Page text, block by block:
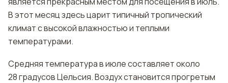
В этот месяц здесь царит типичный тропический
климат с высокой влажностью и теплыми
температурами.
Средняя температура в июле составляет около
28 градусов Цельсия. Воздух становится прогретым